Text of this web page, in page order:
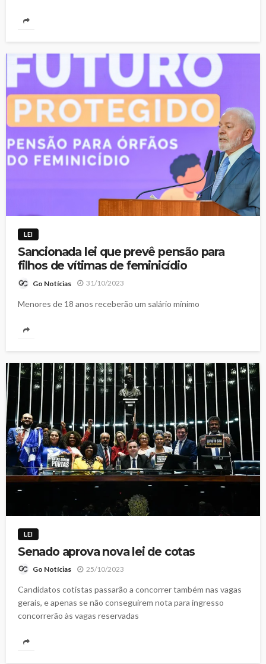
LEI
Sancionada lei que prevê pensão para
filhos de vítimas de feminicídio
Go Notícias 31/10/2023
Menores de 18 anos receberão um salário mínimo
LEI
Senado aprova nova lei de cotas
Go Notícias 25/10/2023
Candidatos cotistas passarão a concorrer também nas vagas
gerais, e apenas se não conseguirem nota para ingresso
concorrerão às vagas reservadas